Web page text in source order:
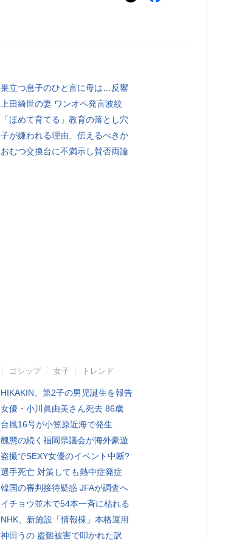
巣立つ息子のひと言に母は…反響
上田綺世の妻 ワンオペ発言波紋
「ほめて育てる」教育の落とし穴
子が嫌われる理由、伝えるべきか
おむつ交換台に不満示し賛否両論
ゴシップ 女子 トレンド
HIKAKIN、第2子の男児誕生を報告
女優・小川眞由美さん死去 86歳
台風16号が小笠原近海で発生
醜態の続く福岡県議会が海外豪遊
盗撮でSEXY女優のイベント中断?
選手死亡 対策しても熱中症発症
韓国の審判接待疑惑 JFAが調査へ
イチョウ並木で54本一斉に枯れる
NHK、新施設「情報棟」本格運用
神田うの 盗難被害で叩かれた訳